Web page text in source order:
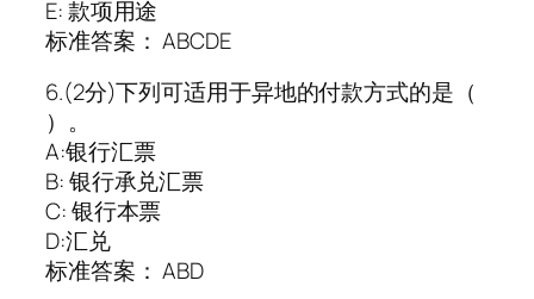
E: 款项用途
标准答案： ABCDE
6.(2分)下列可适用于异地的付款方式的是（
）。
A:银行汇票
B: 银行承兑汇票
C: 银行本票
D:汇兑
标准答案： ABD